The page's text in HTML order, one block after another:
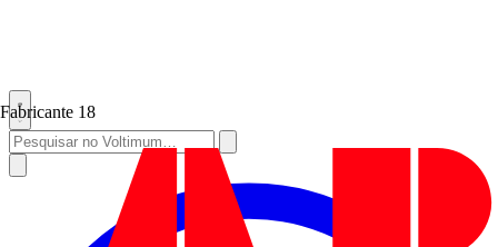
Fabricante 18